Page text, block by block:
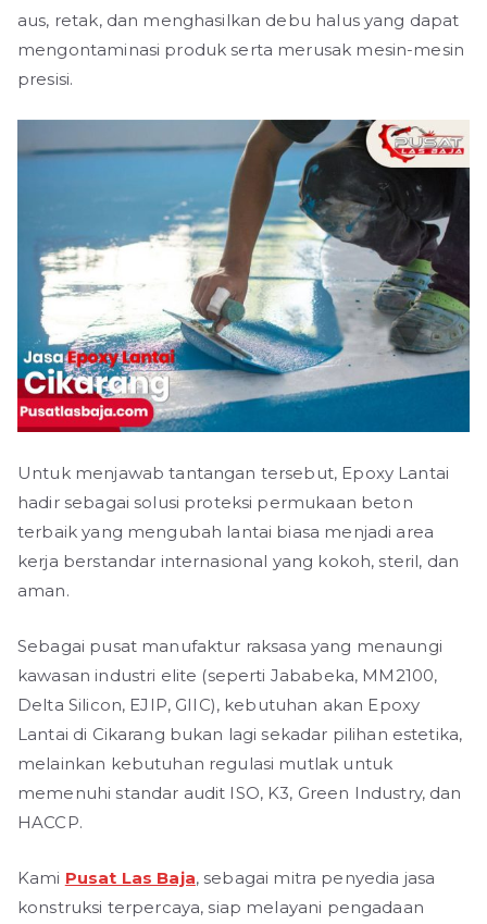
aus, retak, dan menghasilkan debu halus yang dapat
mengontaminasi produk serta merusak mesin-mesin
presisi.
Untuk menjawab tantangan tersebut, Epoxy Lantai
hadir sebagai solusi proteksi permukaan beton
terbaik yang mengubah lantai biasa menjadi area
kerja berstandar internasional yang kokoh, steril, dan
aman.
Sebagai pusat manufaktur raksasa yang menaungi
kawasan industri elite (seperti Jababeka, MM2100,
Delta Silicon, EJIP, GIIC), kebutuhan akan Epoxy
Lantai di Cikarang bukan lagi sekadar pilihan estetika,
melainkan kebutuhan regulasi mutlak untuk
memenuhi standar audit ISO, K3, Green Industry, dan
HACCP.
Kami Pusat Las Baja, sebagai mitra penyedia jasa
konstruksi terpercaya, siap melayani pengadaan